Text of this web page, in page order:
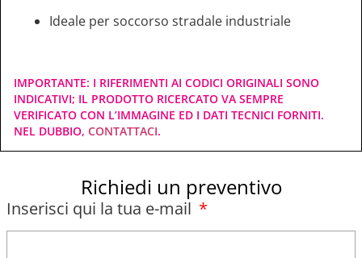
Ideale per soccorso stradale industriale
IMPORTANTE: I RIFERIMENTI AI CODICI ORIGINALI SONO
INDICATIVI; IL PRODOTTO RICERCATO VA SEMPRE
VERIFICATO CON L’IMMAGINE ED I DATI TECNICI FORNITI.
NEL DUBBIO, CONTATTACI.
Richiedi un preventivo
Inserisci qui la tua e-mail